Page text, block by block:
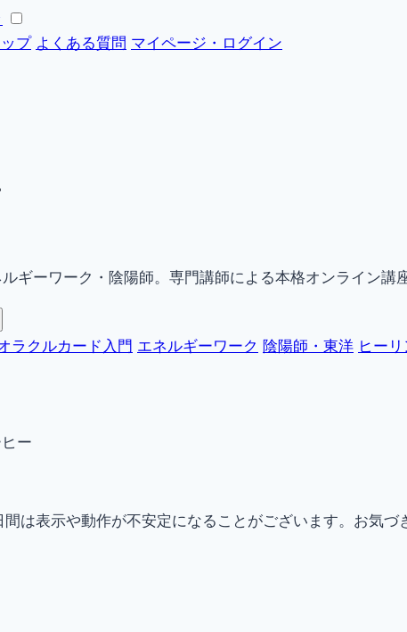
プ よくある質問 マイページ・ログイン
ギーワーク・陰陽師。専門講師による本格オンライン講
ラクルカード入門 エネルギーワーク 陰陽師・東洋 ヒー
は表示や動作が不安定になることがございます。お気づ